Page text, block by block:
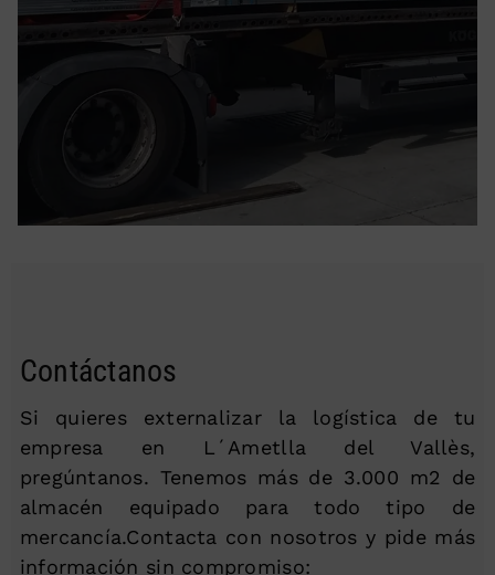
Contáctanos
Si quieres externalizar la logística de tu
empresa en L´Ametlla del Vallès,
pregúntanos. Tenemos más de 3.000 m2 de
almacén equipado para todo tipo de
mercancía.Contacta con nosotros y pide más
información sin compromiso: